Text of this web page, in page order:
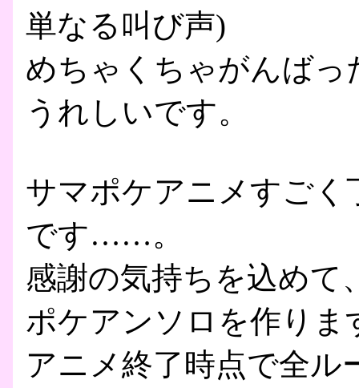
単なる叫び声)
めちゃくちゃがんば
うれしいです。
サマポケアニメすごく
です……。
感謝の気持ちを込めて
ポケアンソロを作りま
アニメ終了時点で全